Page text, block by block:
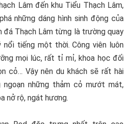
Lâm đến khu Tiểu Thạch Lâm,
những dáng hình sinh động của
đá Thạch Lâm từng là trường quay
nổi tiếng một thời. Công viên luôn
mọi lúc, rất tỉ mỉ, khoa học đối
cỏ… Vậy nên du khách sẽ rất hài
ngoạn những thảm cỏ mướt mát,
nở rộ, ngát hương.